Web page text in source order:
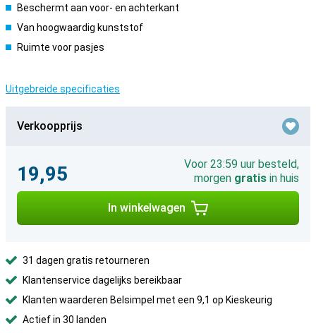
Beschermt aan voor- en achterkant
Van hoogwaardig kunststof
Ruimte voor pasjes
Uitgebreide specificaties
Verkoopprijs
19,95
Voor 23:59 uur besteld,
morgen gratis in huis
In winkelwagen
31 dagen gratis retourneren
Klantenservice dagelijks bereikbaar
Klanten waarderen Belsimpel met een 9,1 op Kieskeurig
Actief in 30 landen